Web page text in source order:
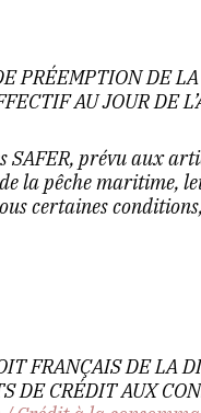
PRÉEMPTION DE LA
AU JOUR DE
SAFER, prévu aux
la pêche maritime,
certaines
FRANÇAIS DE LA
DE CRÉDIT AUX